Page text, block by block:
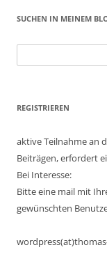
SUCHEN IN MEINEM
nach:
REGISTRIEREN
aktive Teilnahme an
Beiträgen, erfordert
Bei Interesse:
Bitte eine mail mit
gewünschten